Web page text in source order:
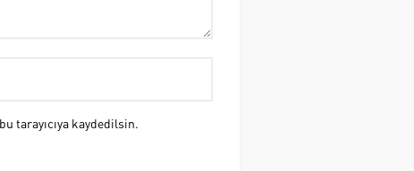
tarayıcıya kaydedilsin.